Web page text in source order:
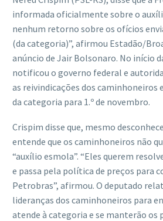
informada oficialmente sobre o
nenhum retorno sobre os ofícios
(da categoria)”, afirmou Estadão/
anúncio de Jair Bolsonaro. No início
notificou o governo federal e
as reivindicações dos caminhoneiros
da categoria para 1.º de novembro.
Crispim disse que, mesmo
entende que os caminhoneiros não
“auxílio esmola”. “Eles querem
e passa pela política de preços para
Petrobras”, afirmou. O deputado
lideranças dos caminhoneiros para
atende à categoria e se manterão os